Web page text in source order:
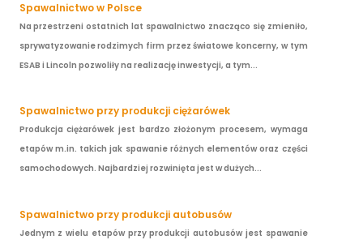
Spawalnictwo w Polsce
Na przestrzeni ostatnich lat spawalnictwo znacząco się zmieniło,
sprywatyzowanie rodzimych firm przez światowe koncerny, w tym
ESAB i Lincoln pozwoliły na realizację inwestycji, a tym...
Spawalnictwo przy produkcji ciężarówek
Produkcja ciężarówek jest bardzo złożonym procesem, wymaga
etapów m.in. takich jak spawanie różnych elementów oraz części
samochodowych. Najbardziej rozwinięta jest w dużych...
Spawalnictwo przy produkcji autobusów
Jednym z wielu etapów przy produkcji autobusów jest spawanie